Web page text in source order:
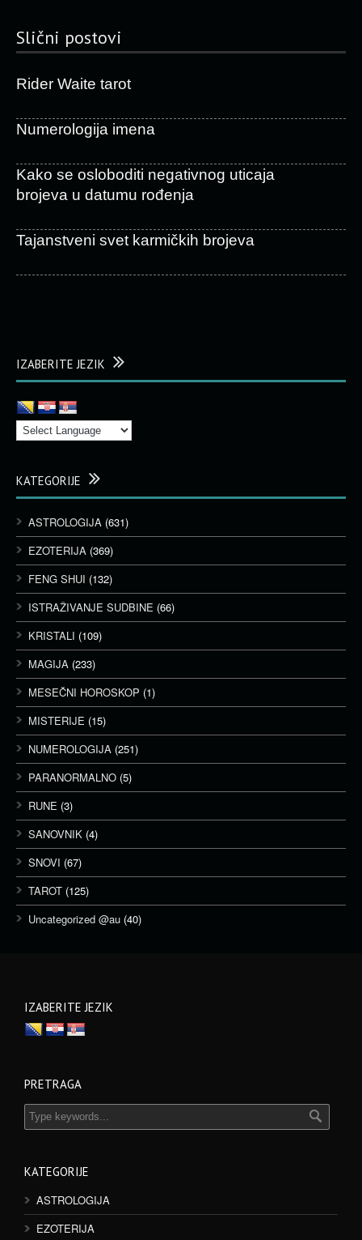
Slični postovi
Rider Waite tarot
Numerologija imena
Kako se osloboditi negativnog uticaja
brojeva u datumu rođenja
Tajanstveni svet karmičkih brojeva
IZABERITE JEZIK
KATEGORIJE
ASTROLOGIJA (631)
EZOTERIJA (369)
FENG SHUI (132)
ISTRAŽIVANJE SUDBINE (66)
KRISTALI (109)
MAGIJA (233)
MESEČNI HOROSKOP (1)
MISTERIJE (15)
NUMEROLOGIJA (251)
PARANORMALNO (5)
RUNE (3)
SANOVNIK (4)
SNOVI (67)
TAROT (125)
Uncategorized @au (40)
IZABERITE JEZIK
PRETRAGA
KATEGORIJE
ASTROLOGIJA
EZOTERIJA